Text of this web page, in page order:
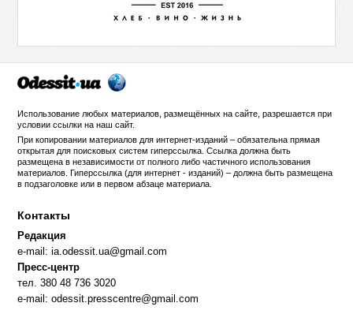
Использование любых материалов, размещённых на сайте, разрешается при
условии ссылки нанаш сайт.
При копировании материалов для интернет-изданий – обязательна прямая
открытая для поисковых систем гиперссылка. Ссылка должна быть
размещена в независимости от полного либо частичного использования
материалов. Гиперссылка (для интернет - изданий) – должна быть размещена
в подзаголовке или в первом абзаце материала.
Контакты
Редакция
e-mail:ia.odessit.ua@gmail.com
Пресс-центр
тел. 380 48 736 3020
e-mail:odessit.presscentre@gmail.com